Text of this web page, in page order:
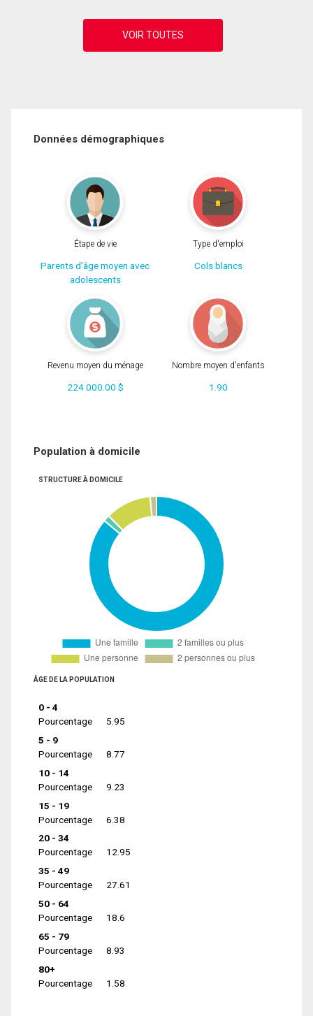
Données démographiques
Étape de vie
Parents d'âge moyen avec
adolescents
Type d'emploi
Cols blancs
Revenu moyen du ménage
224 000.00 $
Nombre moyen d'enfants
1.90
Population à domicile
STRUCTURE À DOMICILE
ÂGE DE LA POPULATION
0 - 4
Pourcentage
5.95
5 - 9
Pourcentage
8.77
10 - 14
Pourcentage
9.23
15 - 19
Pourcentage
6.38
20 - 34
Pourcentage
12.95
35 - 49
Pourcentage
27.61
50 - 64
Pourcentage
18.6
65 - 79
Pourcentage
8.93
80+
Pourcentage
1.58